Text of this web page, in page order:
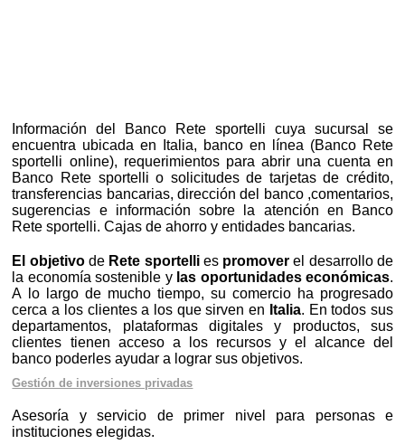
Información del Banco Rete sportelli cuya sucursal se
encuentra ubicada en Italia, banco en línea (Banco Rete
sportelli online), requerimientos para abrir una cuenta en
Banco Rete sportelli o solicitudes de tarjetas de crédito,
transferencias bancarias, dirección del banco ,comentarios,
sugerencias e información sobre la atención en Banco
Rete sportelli. Cajas de ahorro y entidades bancarias.
El objetivode Rete sportellies promover el desarrollo de
la economía sostenible y las oportunidades económicas.
A lo largo de mucho tiempo, su comercio ha progresado
cerca a los clientes a los que sirven en Italia. En todos sus
departamentos, plataformas digitales y productos, sus
clientes tienen acceso a los recursos y el alcance del
banco poderles ayudar a lograr sus objetivos.
Gestión de inversiones privadas
Asesoría y servicio de primer nivel para personas e
instituciones elegidas.